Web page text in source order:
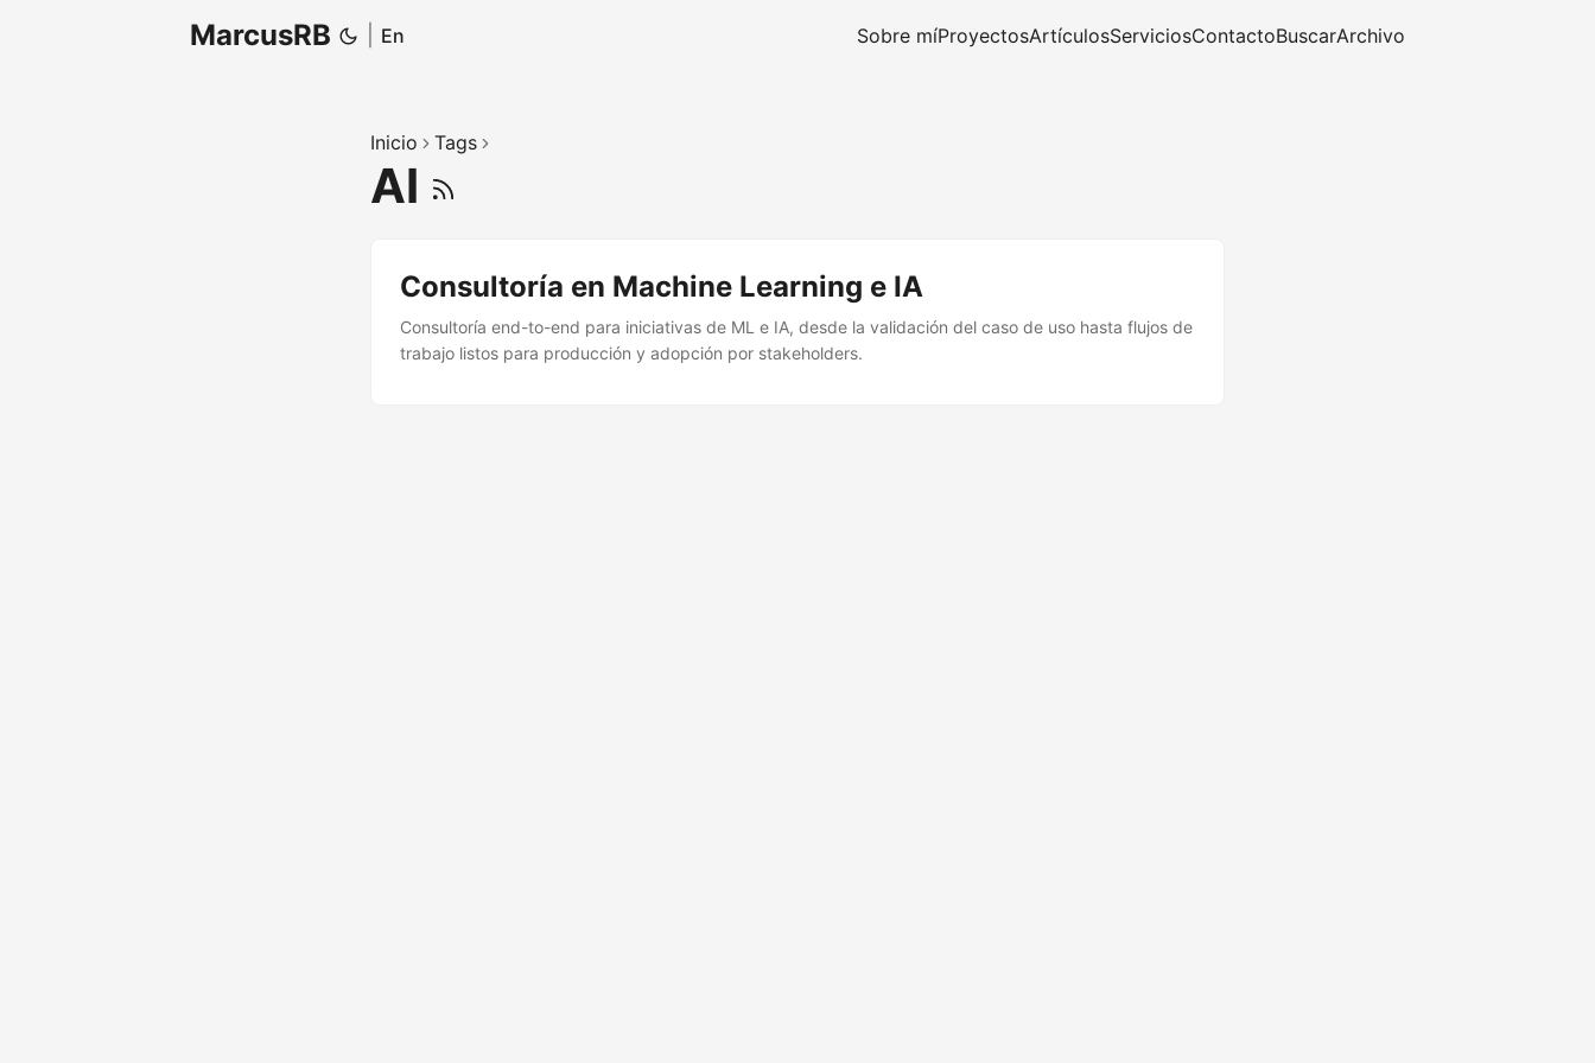
MarcusRB En Sobre míProyectosArtículosServiciosContactoBuscarArchivo
Inicio Tags
AI
Consultoría en Machine Learning e IA
Consultoría end-to-end para iniciativas de ML e IA, desde la validación del caso de uso hasta flujos de
trabajo listos para producción y adopción por stakeholders.